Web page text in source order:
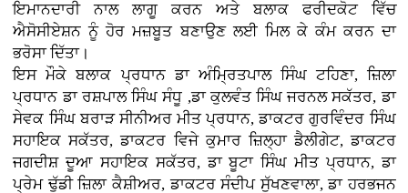
ਇਮਾਨਦਾਰੀ ਨਾਲ ਲਾਗੂ ਕਰਨ ਅਤੇ ਬਲਾਕ ਫਰੀਦਕੋਟ ਵਿੱਚ
ਐਸੋਸੀਏਸ਼ਨ ਨੂੰ ਹੋਰ ਮਜ਼ਬੂਤ ਬਣਾਉਣ ਲਈ ਮਿਲ ਕੇ ਕੰਮ ਕਰਨ ਦਾ
ਭਰੋਸਾ ਦਿੱਤਾ।
ਇਸ ਮੌਕੇ ਬਲਾਕ ਪ੍ਰਧਾਨ ਡਾ ਅੰਮ੍ਰਿਤਪਾਲ ਸਿੰਘ ਟਹਿਣਾ, ਜ਼ਿਲਾ
ਪ੍ਰਧਾਨ ਡਾ ਰਸ਼ਪਾਲ ਸਿੰਘ ਸੰਧੂ ,ਡਾ ਕੁਲਵੰਤ ਸਿੰਘ ਜਰਨਲ ਸਕੱਤਰ, ਡਾ
ਸੇਵਕ ਸਿੰਘ ਬਰਾੜ ਸੀਨੀਅਰ ਮੀਤ ਪ੍ਰਧਾਨ, ਡਾਕਟਰ ਗੁਰਵਿੰਦਰ ਸਿੰਘ
ਸਹਾਇਕ ਸਕੱਤਰ, ਡਾਕਟਰ ਵਿਜੇ ਕੁਮਾਰ ਜ਼ਿਲ੍ਹਾ ਡੈਲੀਗੇਟ, ਡਾਕਟਰ
ਜਗਦੀਸ਼ ਦੂਆ ਸਹਾਇਕ ਸਕੱਤਰ, ਡਾ ਬੂਟਾ ਸਿੰਘ ਮੀਤ ਪ੍ਰਧਾਨ, ਡਾ
ਪ੍ਰੇਮ ਢੁੱਡੀ ਜ਼ਿਲਾ ਕੈਸ਼ੀਅਰ, ਡਾਕਟਰ ਸੰਦੀਪ ਸੁੱਖਣਵਾਲਾ, ਡਾ ਹਰਭਜਨ